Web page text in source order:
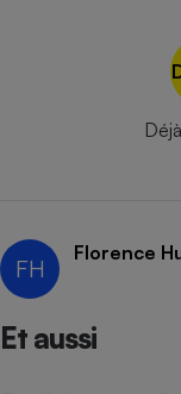
FH
Florence
Et aussi